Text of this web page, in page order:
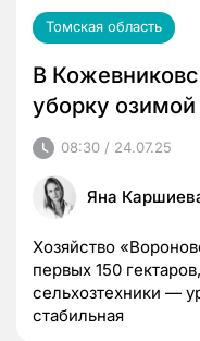
Томская область
В
уборку
08:30 / 24.07.25
Яна
Хозяйство
первых 150
сельхозтехники —
стабильная